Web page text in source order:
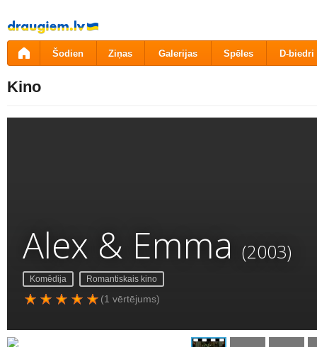
Pāriet
uz
saturu
Šodien Ziņas Galerijas Spēles D-biedri
Kino
Alex & Emma (2003)
Komēdija Romantiskais kino
(1 vērtējums)